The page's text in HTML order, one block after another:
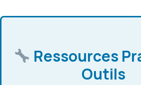
Ressources
Outils